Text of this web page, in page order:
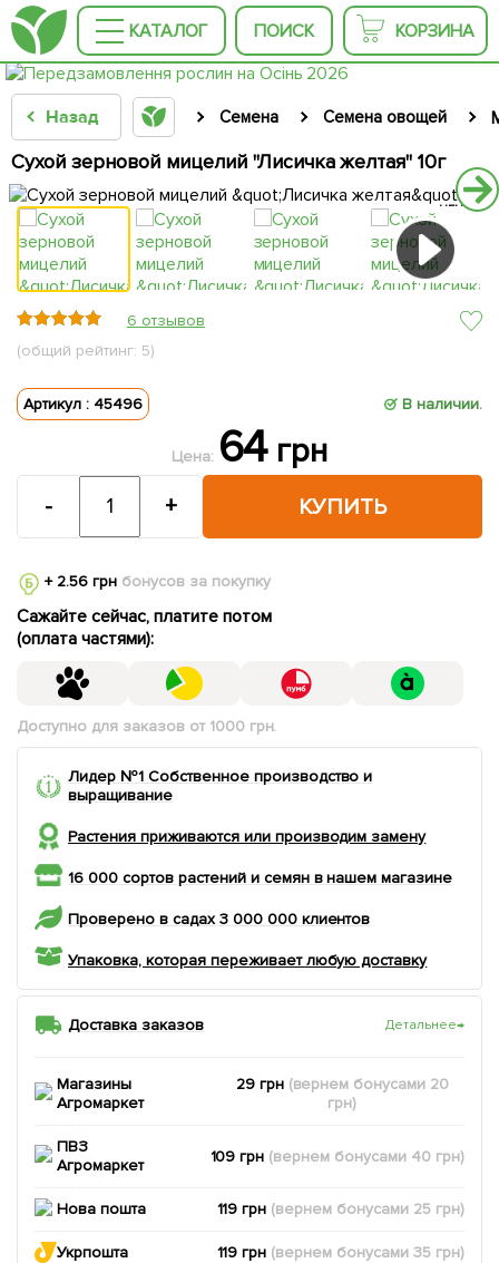
КАТАЛОГ ПОИСК КОРЗИНА
Назад Семена Семена овощей
Сухой зерновой мицелий "Лисичка желтая" 10г
ЦЕНА ЗА
10г
ЦЕНА ЗА
10г
6 отзывов
(общий рейтинг: 5)
Артикул : 45496 В наличии.
Цена: 64грн
КУПИТЬ
- +
+ 2.56 грнбонусов за покупку
Сажайте сейчас, платите потом
(оплата частями):
Доступно для заказов от 1000 грн.
Лидер №1 Собственное производство и
выращивание
Растения приживаются или производим замену
16 000 сортов растений и семян в нашем магазине
Проверено в садах 3 000 000 клиентов
Упаковка, которая переживает любую доставку
Доставка заказов Детальнее→
Магазины
Агромаркет
29 грн (вернем бонусами 20
грн)
ПВЗ
Агромаркет
109 грн (вернем бонусами 40 грн)
Нова пошта 119 грн (вернем бонусами 25 грн)
Укрпошта 119 грн (вернем бонусами35 грн)